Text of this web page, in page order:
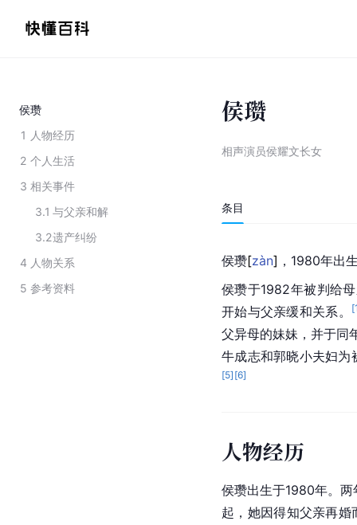
侯瓒
1 人物经历
2 个人生活
3 相关事件
3.1 与父亲和解
3.2遗产纠纷
4 人物关系
5 参考资料
侯瓒
相声演员侯耀文长女
条目
侯瓒[zàn] ，1980年出
侯瓒于1982年被判给
开始与父亲缓和关系。
[
父异母的妹妹，并于同
牛成志和郭晓小夫妇为
[5] [6]
人物经历
侯瓒出生于1980年。
起，她因得知父亲再